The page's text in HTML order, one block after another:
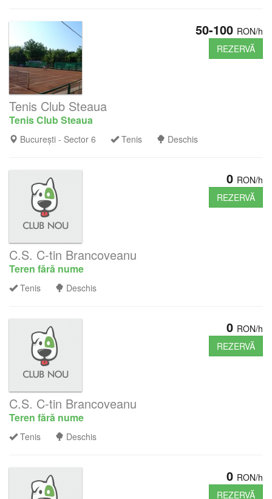
50-100 RON/h
REZERVĂ
Tenis Club Steaua
Tenis Club Steaua
București - Sector 6 Tenis Deschis
0 RON/h
REZERVĂ
C.S. C-tin Brancoveanu
Teren fără nume
Tenis Deschis
0 RON/h
REZERVĂ
C.S. C-tin Brancoveanu
Teren fără nume
Tenis Deschis
0 RON/h
REZERVĂ